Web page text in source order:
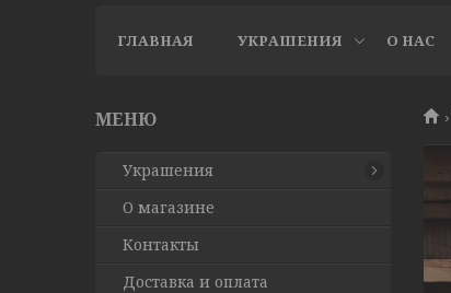
ГЛАВНАЯ УКРАШЕНИЯ О НАС
Украшения
О магазине
Контакты
Доставка и оплата